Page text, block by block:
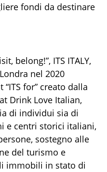
fondi da destinare
, belong!”, ITS ITALY,
nel 2020
“ITS for” creato dalla
Drink Love Italian,
di individui sia di
e centri storici italiani,
sostegno alle
del turismo e
immobili in stato di